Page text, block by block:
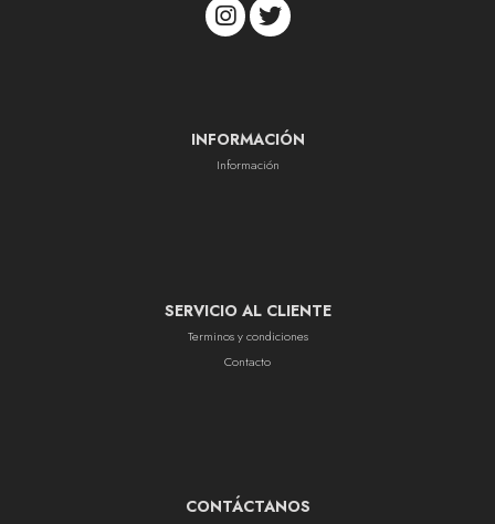
INFORMACIÓN
Información
SERVICIO AL CLIENTE
Terminos y condiciones
Contacto
CONTÁCTANOS